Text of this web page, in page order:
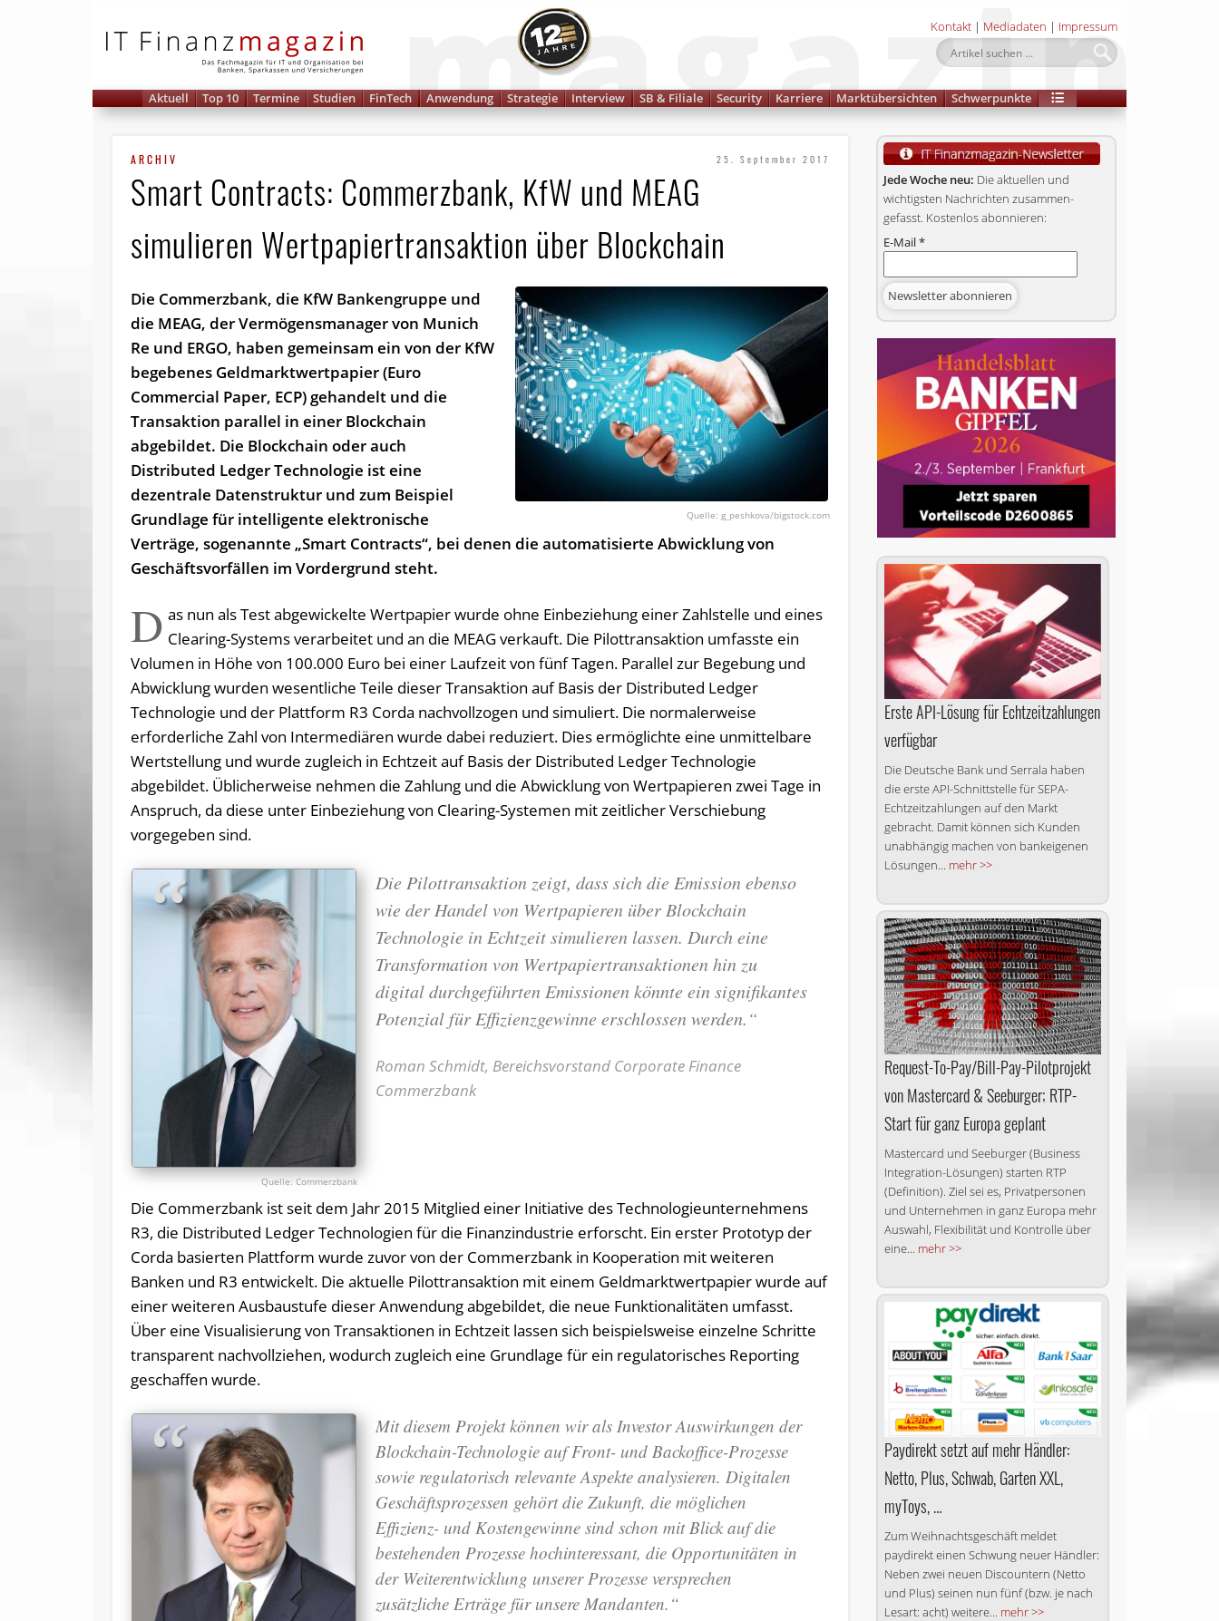
Kontakt | Mediadaten | Impressum
Aktuell Top 10 Termine Studien FinTech Anwendung Strategie Interview SB & Filiale Security Karriere Marktübersichten Schwerpunkte
ARCHIV 25. September 2017
Smart Contracts: Commerzbank, KfW und MEAG
simulieren Wert­papier­trans­aktion über Blockchain
g_peshkova/bigstock.com
Die Commerzbank, die KfW Banken­gruppe und
die MEAG, der Ver­mö­gens­manager von Munich
Re und ERGO, haben gemeinsam ein von der KfW
begebenes Geldmarktwertpapier (Euro
Commercial Paper, ECP) gehandelt und die
Transaktion parallel in einer Blockchain
abgebildet. Die Blockchain oder auch
Distributed Ledger Technologie ist eine
dezentrale Datenstruktur und zum Beispiel
Grundlage für intelligente elektronische
Verträge, sogenannte „Smart Contracts“, bei denen die automatisierte Abwicklung von
Geschäftsvorfällen im Vordergrund steht.
D as nun als Test abgewickelte Wertpapier wurde ohne Einbeziehung einer Zahlstelle und eines
Clearing-Systems verarbeitet und an die MEAG verkauft. Die Pilottransaktion umfasste ein
Volumen in Höhe von 100.000 Euro bei einer Laufzeit von fünf Tagen. Parallel zur Begebung und
Abwicklung wurden wesentliche Teile dieser Transaktion auf Basis der Distributed Ledger
Technologie und der Plattform R3 Corda nachvollzogen und simuliert. Die normalerweise
erforderliche Zahl von Intermediären wurde dabei reduziert. Dies ermöglichte eine unmittelbare
Wertstellung und wurde zugleich in Echtzeit auf Basis der Distributed Ledger Technologie
abgebildet. Üblicherweise nehmen die Zahlung und die Abwicklung von Wertpapieren zwei Tage in
Anspruch, da diese unter Einbeziehung von Clearing-Systemen mit zeitlicher Verschiebung
vorgegeben sind.
Commerzbank
Die Pilottransaktion zeigt, dass sich die Emission ebenso
wie der Handel von Wertpapieren über Blockchain
Technologie in Echtzeit simulieren lassen. Durch eine
Transformation von Wertpapiertransaktionen hin zu
digital durchgeführten Emissionen könnte ein signifikantes
Potenzial für Effizienzgewinne erschlossen werden.“
Roman Schmidt, Bereichsvorstand Corporate Finance
Commerzbank
Die Commerzbank ist seit dem Jahr 2015 Mitglied einer Initiative des Technologieunternehmens
R3, die Distributed Ledger Technologien für die Finanzindustrie erforscht. Ein erster Prototyp der
Corda basierten Plattform wurde zuvor von der Commerzbank in Kooperation mit weiteren
Banken und R3 entwickelt. Die aktuelle Pilottransaktion mit einem Geldmarktwertpapier wurde auf
einer weiteren Ausbaustufe dieser Anwendung abgebildet, die neue Funktionalitäten umfasst.
Über eine Visualisierung von Transaktionen in Echtzeit lassen sich beispielsweise einzelne Schritte
transparent nachvollziehen, wodurch zugleich eine Grundlage für ein regulatorisches Reporting
geschaffen wurde.
Mit diesem Projekt können wir als Investor Auswirkungen der
Blockchain-Technologie auf Front- und Backoffice-Prozesse
sowie regulatorisch relevante Aspekte analysieren. Digitalen
Geschäftsprozessen gehört die Zukunft, die möglichen
Effizienz- und Kostengewinne sind schon mit Blick auf die
bestehenden Prozesse hochinteressant, die Opportunitäten in
der Weiterentwicklung unserer Prozesse versprechen
zusätzliche Erträge für unsere Mandanten.“
Jede Woche neu: Die aktuellen und
wichtigsten Nachrichten zusammen­
gefasst. Kostenlos abonnieren:
E-Mail*
Erste API-Lösung für Echtzeitzahlungen
verfügbar
Die Deutsche Bank und Serrala haben
die erste API-Schnittstelle für SEPA-
Echtzeitzahlungen auf den Markt
gebracht. Damit können sich Kunden
unabhängig machen von bankeigenen
Lösungen... mehr >>
Request-To-Pay/Bill-Pay-Pilotprojekt
von Mastercard & Seeburger; RTP-
Start für ganz Europa geplant
Mastercard und Seeburger (Business
Integration-Lösungen) starten RTP
(Definition). Ziel sei es, Privatpersonen
und Unternehmen in ganz Europa mehr
Auswahl, Flexibilität und Kontrolle über
eine... mehr >>
Paydirekt setzt auf mehr Händler:
Netto, Plus, Schwab, Garten XXL,
myToys, …
Zum Weihnachtsgeschäft meldet
paydirekt einen Schwung neuer Händler:
Neben zwei neuen Discountern (Netto
und Plus) seinen nun fünf (bzw. je nach
Lesart: acht) weitere... mehr >>